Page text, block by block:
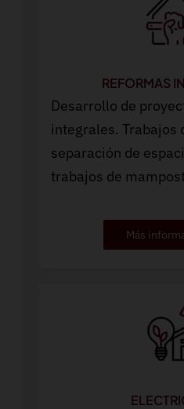
REFORMAS
Desarrollo de
integrales. Trabajos
separación de
trabajos de
Más